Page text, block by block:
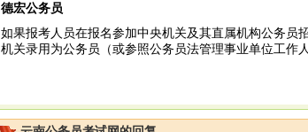
德宏公务员
如果报考人员在报名参加中央机关及其直属机构公务员
机关录用为公务员（或参照公务员法管理事业单位工作